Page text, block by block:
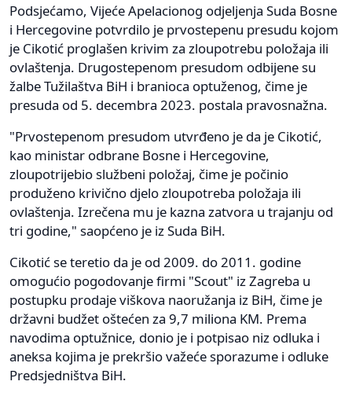
Podsjećamo, Vijeće Apelacionog odjeljenja Suda Bosne
i Hercegovine potvrdilo je prvostepenu presudu kojom
je Cikotić proglašen krivim za zloupotrebu položaja ili
ovlaštenja. Drugostepenom presudom odbijene su
žalbe Tužilaštva BiH i branioca optuženog, čime je
presuda od 5. decembra 2023. postala pravosnažna.
"Prvostepenom presudom utvrđeno je da je Cikotić,
kao ministar odbrane Bosne i Hercegovine,
zloupotrijebio službeni položaj, čime je počinio
produženo krivično djelo zloupotreba položaja ili
ovlaštenja. Izrečena mu je kazna zatvora u trajanju od
tri godine," saopćeno je iz Suda BiH.
Cikotić se teretio da je od 2009. do 2011. godine
omogućio pogodovanje firmi "Scout" iz Zagreba u
postupku prodaje viškova naoružanja iz BiH, čime je
državni budžet oštećen za 9,7 miliona KM. Prema
navodima optužnice, donio je i potpisao niz odluka i
aneksa kojima je prekršio važeće sporazume i odluke
Predsjedništva BiH.